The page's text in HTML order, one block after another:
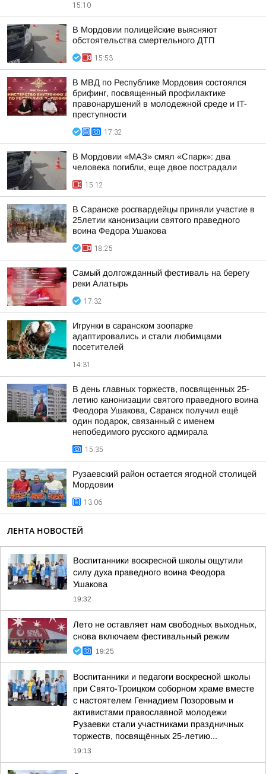
15:10
В Мордовии полицейские выясняют
обстоятельства смертельного ДТП
15:53
В МВД по Республике Мордовия состоялся
брифинг, посвященный профилактике
правонарушений в молодежной среде и IT-
преступности
17:32
В Мордовии «МАЗ» смял «Спарк»: два
человека погибли, еще двое пострадали
15:12
В Саранске росгвардейцы приняли участие в
25летии канонизации святого праведного
воина Федора Ушакова
18:25
Самый долгожданный фестиваль на берегу
реки Алатырь
17:32
Игрунки в саранском зоопарке
адаптировались и стали любимцами
посетителей
14:31
В день главных торжеств, посвященных 25-
летию канонизации святого праведного воина
Феодора Ушакова, Саранск получил ещё
один подарок, связанный с именем
непобедимого русского адмирала
15:35
Рузаевский район остается ягодной столицей
Мордовии
13:06
ЛЕНТА НОВОСТЕЙ
Воспитанники воскресной школы ощутили
силу духа праведного воина Феодора
Ушакова
19:32
Лето не оставляет нам свободных выходных,
снова включаем фестивальный режим
19:25
Воспитанники и педагоги воскресной школы
при Свято-Троицком соборном храме вместе
с настоятелем Геннадием Позоровым и
активистами православной молодежи
Рузаевки стали участниками праздничных
торжеств, посвящённых 25-летию...
19:13